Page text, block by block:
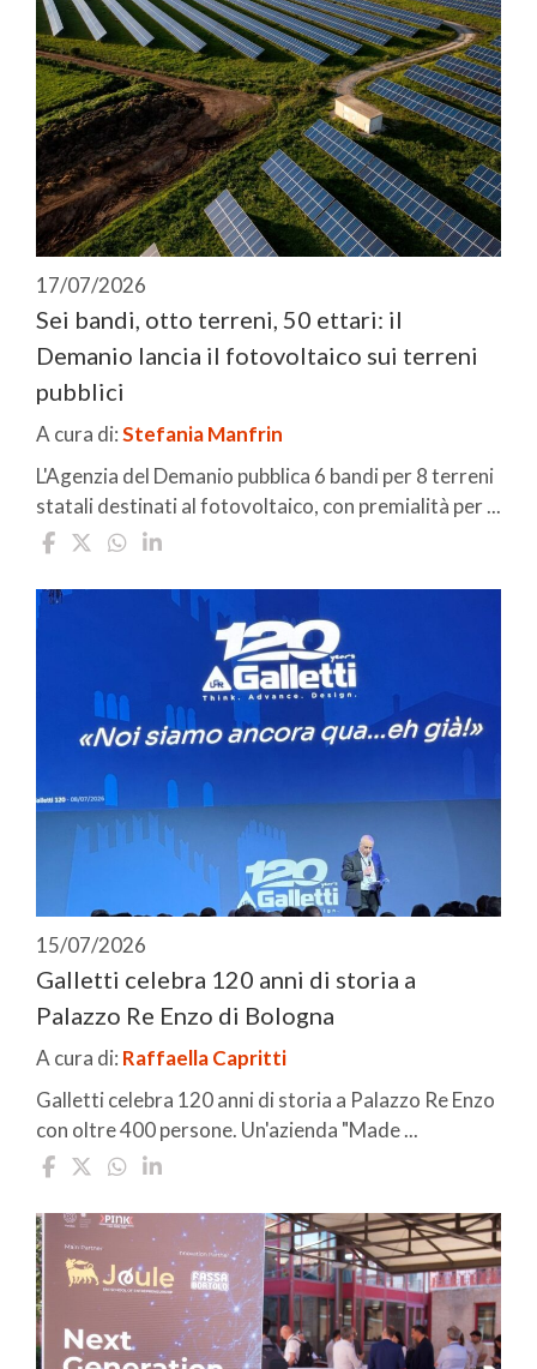
17/07/2026
Sei bandi, otto terreni, 50 ettari: il
Demanio lancia il fotovoltaico sui terreni
pubblici
A cura di:Stefania Manfrin
L'Agenzia del Demanio pubblica 6 bandi per 8 terreni
statali destinati al fotovoltaico, con premialità per ...
15/07/2026
Galletti celebra 120 anni di storia a
Palazzo Re Enzo di Bologna
A cura di: Raffaella Capritti
Galletti celebra 120 anni di storia a Palazzo Re Enzo
con oltre 400 persone. Un'azienda "Made ...